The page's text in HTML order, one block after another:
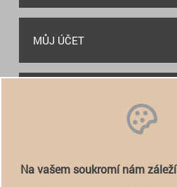
MŮJ ÚČET
Na vašem soukromí nám záleží